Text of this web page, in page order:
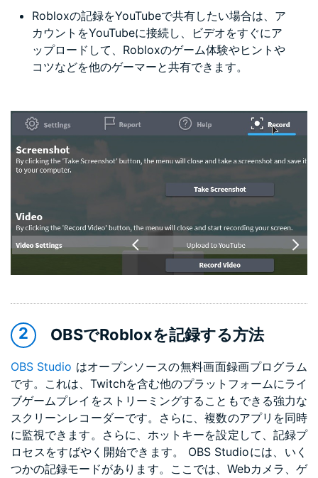
Robloxの記録をYouTubeで共有したい場合は、ア
カウントをYouTubeに接続し、ビデオをすぐにア
ップロードして、Robloxのゲーム体験やヒントや
コツなどを他のゲーマーと共有できます。
OBSでRobloxを記録する方法
OBS Studio はオープンソースの無料画面録画プログラム
です。これは、Twitchを含む他のプラットフォームにライ
ブゲームプレイをストリーミングすることもできる強力な
スクリーンレコーダーです。さらに、複数のアプリを同時
に監視できます。さらに、ホットキーを設定して、記録プ
ロセスをすばやく開始できます。 OBS Studioには、いく
つかの記録モードがあります。ここでは、Webカメラ、ゲ